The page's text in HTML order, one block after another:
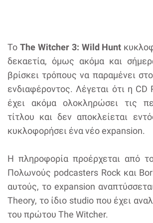
Το The Witcher 3: Wild Hunt
δεκαετία, όμως ακόμα και
βρίσκει τρόπους να παραμένει
ενδιαφέροντος. Λέγεται ότι η CD
έχει ακόμα ολοκληρώσει τις
τίτλου και δεν αποκλείεται
κυκλοφορήσει ένα νέο expansion.
Η πληροφορία προέρχεται από
Πολωνούς podcasters Rock και
αυτούς, το expansion
Theory, το ίδιο studio που έχει
του πρώτου The Witcher.